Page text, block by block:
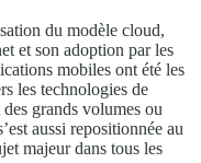
du modèle cloud,
et son adoption par les
mobiles ont été les
les technologies de
grands volumes ou
aussi repositionnée au
majeur dans tous les